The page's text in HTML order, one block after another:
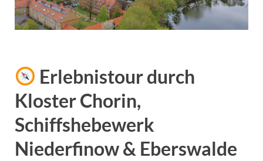
Erlebnistour durch
Kloster Chorin,
Schiffshebewerk
Niederfinow & Eberswalde